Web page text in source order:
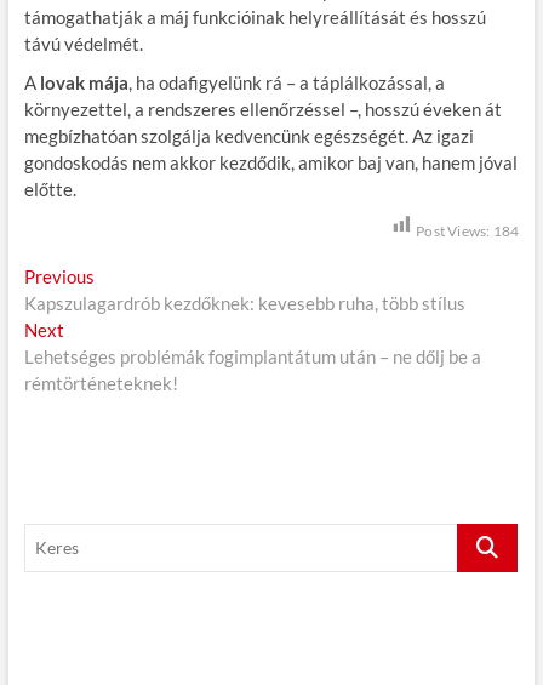
támogathatják a máj funkcióinak helyreállítását és hosszú
távú védelmét.
A lovak mája , ha odafigyelünk rá – a táplálkozással, a
környezettel, a rendszeres ellenőrzéssel –, hosszú éveken át
megbízhatóan szolgálja kedvencünk egészségét. Az igazi
gondoskodás nem akkor kezdődik, amikor baj van, hanem jóval
előtte.
Post Views: 184
B
e
j
e
z
é
Previous
r
v
i
t
Kapszulagardrób kezdőknek: kevesebb ruha, több stílus
Next
e
x
:
Lehetséges problémák fogimplantátum után – ne dőlj be a
rémtörténeteknek!